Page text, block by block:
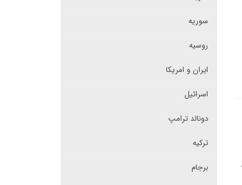
سوریه
روسیه
ایران و امریکا
اسرائیل
دونالد ترامپ
ترکیه
برجام